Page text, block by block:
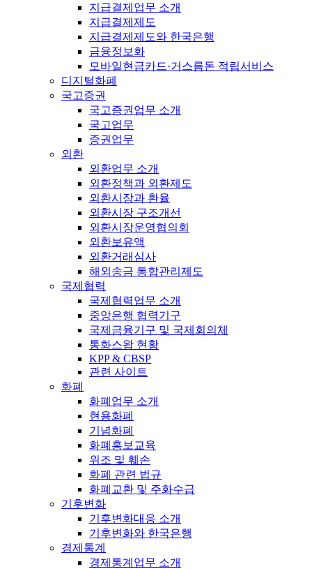
지급결제업무 소개
지급결제제도
지급결제제도와 한국은행
금융정보화
모바일현금카드·거스름돈 적립서비스
디지털화폐
국고증권
국고증권업무 소개
국고업무
증권업무
외환
외환업무 소개
외환정책과 외환제도
외환시장과 환율
외환시장 구조개선
외환시장운영협의회
외환보유액
외환거래심사
해외송금 통합관리제도
국제협력
국제협력업무 소개
중앙은행 협력기구
국제금융기구 및 국제회의체
통화스왑 현황
KPP & CBSP
관련 사이트
화폐
화폐업무 소개
현용화폐
기념화폐
화폐홍보교육
위조 및 훼손
화폐 관련 법규
화폐교환 및 주화수급
기후변화
기후변화대응 소개
기후변화와 한국은행
경제통계
경제통계업무 소개